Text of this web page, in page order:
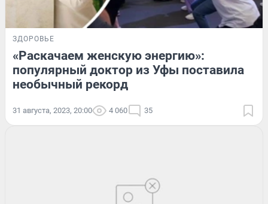
ЗДОРОВЬЕ
«Раскачаем женскую энергию»:
популярный доктор из Уфы поставила
необычный рекорд
31 августа, 2023, 20:00 4 060 35